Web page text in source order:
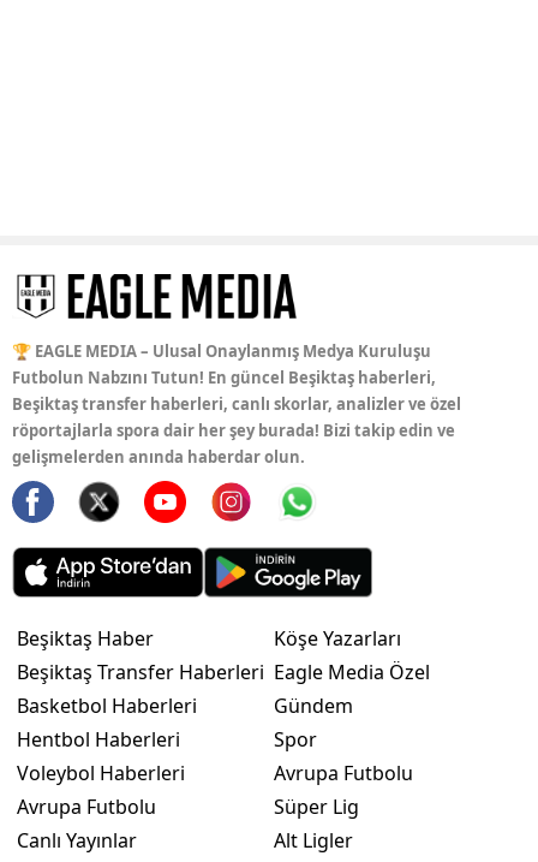
🏆 EAGLE MEDIA – Ulusal Onaylanmış Medya Kuruluşu
Futbolun Nabzını Tutun! En güncel Beşiktaş haberleri,
Beşiktaş transfer haberleri, canlı skorlar, analizler ve özel
röportajlarla spora dair her şey burada! Bizi takip edin ve
gelişmelerden anında haberdar olun.
Beşiktaş Haber
Beşiktaş Transfer Haberleri
Basketbol Haberleri
Hentbol Haberleri
Voleybol Haberleri
Avrupa Futbolu
Canlı Yayınlar
Köşe Yazarları
Eagle Media Özel
Gündem
Spor
Avrupa Futbolu
Süper Lig
Alt Ligler